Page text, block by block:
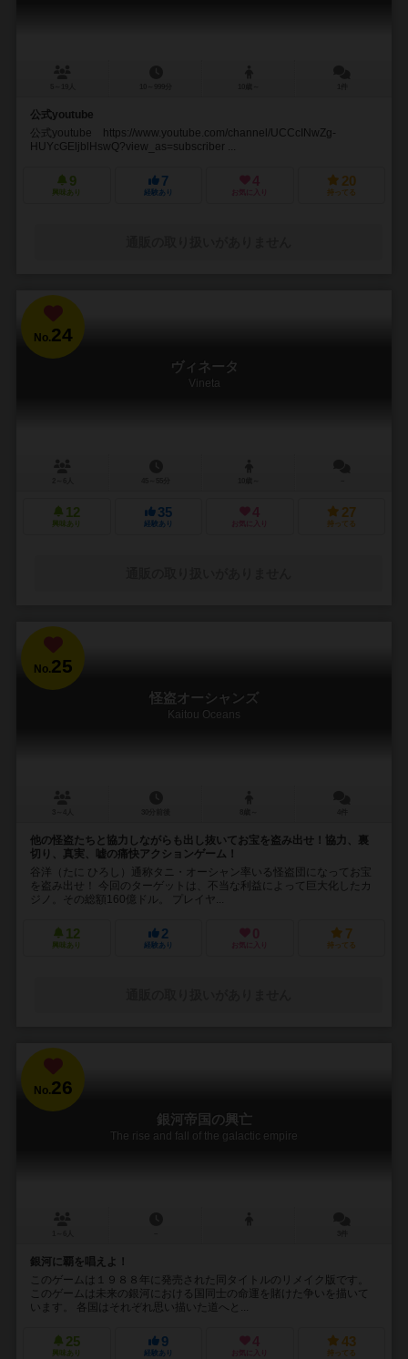
公式youtube
公式youtube https://www.youtube.com/channel/UCCcINwZg-
HUYcGEljblHswQ?view_as=subscriber ...
9
興味あり
7
経験あり
4
お気に入り
20
持ってる
No.24
ヴィネータ
Vineta
12
興味あり
35
経験あり
4
お気に入り
27
持ってる
No.25
怪盗オーシャンズ
Kaitou Oceans
他の怪盗たちと協力しながらも出し抜いてお宝を盗み出せ！協力、裏
切り、真実、嘘の痛快アクションゲーム！
谷洋（たに ひろし）通称タニ・オーシャン率いる怪盗団になってお宝
を盗み出せ！ 今回のターゲットは、不当な利益によって巨大化したカ
ジノ。その総額160億ドル。 プレイヤ...
12
興味あり
2
経験あり
0
お気に入り
7
持ってる
No.26
銀河帝国の興亡
The rise and fall of the galactic empire
銀河に覇を唱えよ！
このゲームは１９８８年に発売された同タイトルのリメイク版です。
このゲームは未来の銀河における国同士の命運を賭けた争いを描いて
います。 各国はそれぞれ思い描いた道へと...
25
興味あり
9
経験あり
4
お気に入り
43
持ってる